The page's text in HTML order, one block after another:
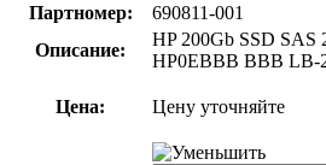
Партномер:
690811-001
Описание:
HP 200Gb SSD SAS
HP0EВВВ ВВВ LB-
Цена: Цену уточняйте